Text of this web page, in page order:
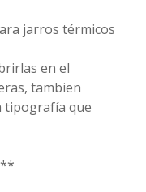
jarros térmicos
en el
tambien
tipografía que